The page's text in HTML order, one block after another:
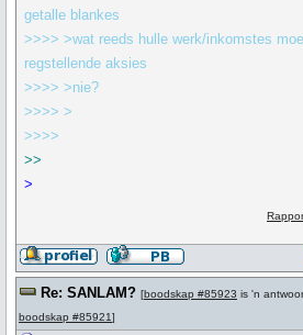
getalle blankes
>>>> >wat reeds hulle werk/inkomstes
regstellende aksies
>>>> >nie?
>>>> >
>>>>
>>
>
Re: SANLAM? [boodskap #85923 is 'n
boodskap #85921]